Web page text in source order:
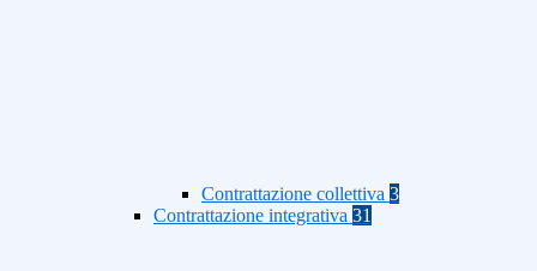
Contrattazione collettiva 3
Contrattazione integrativa 31